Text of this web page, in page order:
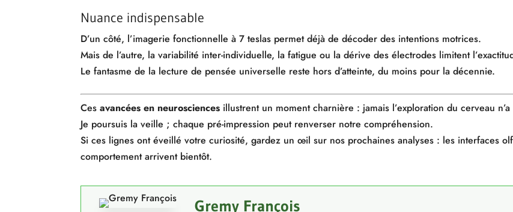
Nuance indispensable
D’un côté, l’imagerie fonctionnelle à 7 teslas permet déjà de décoder des intentions motrices.
Mais de l’autre, la variabilité inter-individuelle, la fatigue ou la dérive des électrodes limitent
Le fantasme de la lecture de pensée universelle reste hors d’atteinte, du moins pour la décennie.
Cesavancées en neurosciences illustrent un moment charnière : jamais l’exploration du cerveau
Je poursuis la veille ; chaque pré-impression peut renverser notre compréhension.
Si ces lignes ont éveillé votre curiosité, gardez un œil sur nos prochaines analyses : les interfaces
comportement arrivent bientôt.
Gremy François